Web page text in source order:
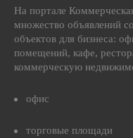
На портале
множество объявлений
объектов для бизнеса:
помещений, кафе,
коммерческую
офис
торговые площади